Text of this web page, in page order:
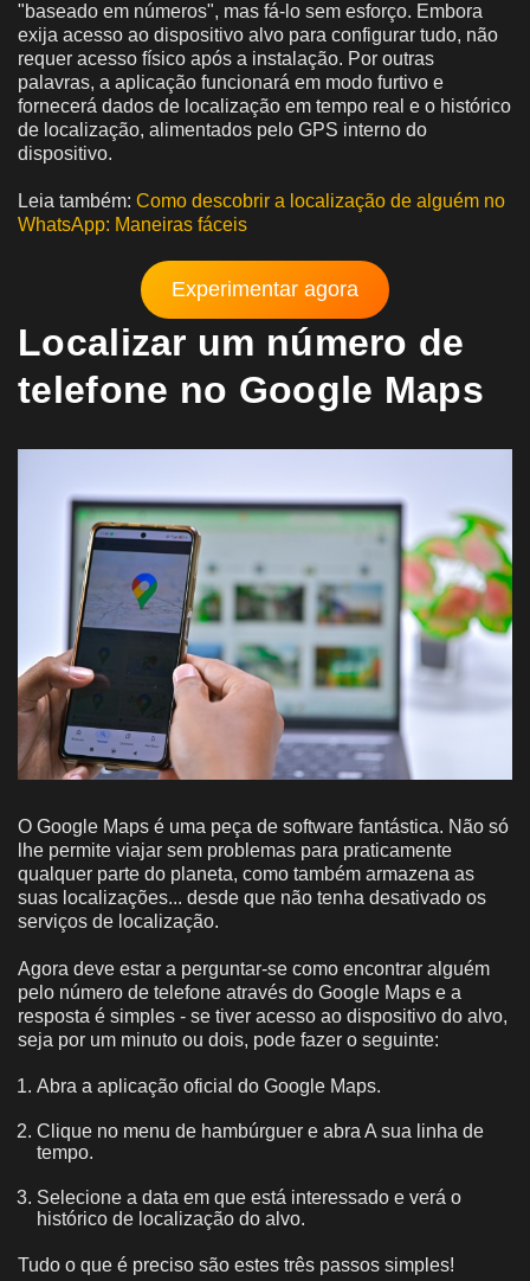
"baseado em números", mas fá-lo sem esforço. Embora
exija acesso ao dispositivo alvo para configurar tudo, não
requer acesso físico após a instalação. Por outras
palavras, a aplicação funcionará em modo furtivo e
fornecerá dados de localização em tempo real e o histórico
de localização, alimentados pelo GPS interno do
dispositivo.
Leia também: Como descobrir a localização de alguém no
WhatsApp: Maneiras fáceis
Experimentar agora
Localizar um número de
telefone no Google Maps
O Google Maps é uma peça de software fantástica. Não só
lhe permite viajar sem problemas para praticamente
qualquer parte do planeta, como também armazena as
suas localizações... desde que não tenha desativado os
serviços de localização.
Agora deve estar a perguntar-se como encontrar alguém
pelo número de telefone através do Google Maps e a
resposta é simples - se tiver acesso ao dispositivo do alvo,
seja por um minuto ou dois, pode fazer o seguinte:
Abra a aplicação oficial do Google Maps.
Clique no menu de hambúrguer e abra A sua linha de
tempo.
Selecione a data em que está interessado e verá o
histórico de localização do alvo.
Tudo o que é preciso são estes três passos simples!